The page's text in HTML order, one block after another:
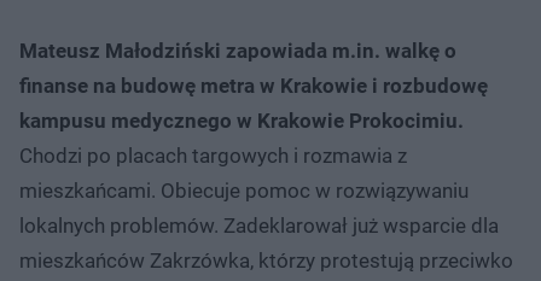
Mateusz Małodziński zapowiada m.in. walkę o
finanse na budowę metra w Krakowie i rozbudowę
kampusu medycznego w Krakowie Prokocimiu.
Chodzi po placach targowych i rozmawia z
mieszkańcami. Obiecuje pomoc w rozwiązywaniu
lokalnych problemów. Zadeklarował już wsparcie dla
mieszkańców Zakrzówka, którzy protestują przeciwko